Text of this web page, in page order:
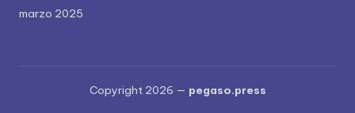
marzo 2025
Copyright 2026 — pegaso.press